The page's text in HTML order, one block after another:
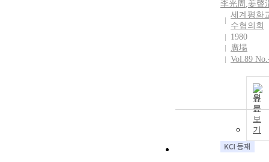
李光周 ,姜聲
세계평화
수협의회
1980
廣場
Vol.89
원
문
보
기